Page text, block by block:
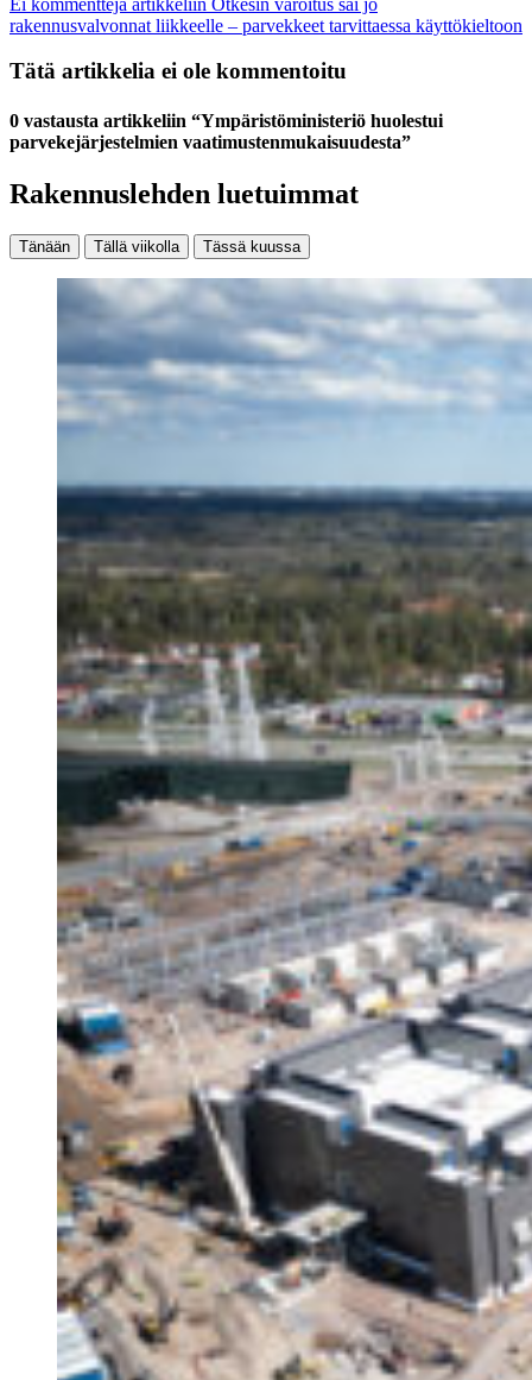
rakennusvalvonnat liikkeelle – parvekkeet tarvittaessa käyttökieltoon
Tätä artikkelia ei ole kommentoitu
0 vastausta artikkeliin “Ympäristöministeriö huolestui
parvekejärjestelmien vaatimustenmukaisuudesta”
Rakennuslehden luetuimmat
Tänään Tällä viikolla Tässä kuussa